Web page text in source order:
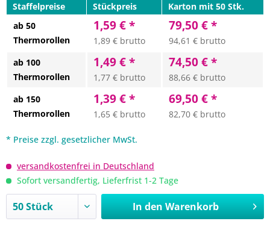
Staffelpreise Stückpreis
Karton mit 50 Stk.
ab 50
Thermorollen
1,59 € *
1,89 € brutto
79,50 € *
94,61 € brutto
ab 100
Thermorollen
1,49 € *
1,77 € brutto
74,50 € *
88,66 € brutto
ab 150
Thermorollen
1,39 € *
1,65 € brutto
69,50 € *
82,70 € brutto
* Preise zzgl. gesetzlicher MwSt.
versandkostenfrei in Deutschland
Sofort versandfertig, Lieferfrist 1-2 Tage
In den Warenkorb